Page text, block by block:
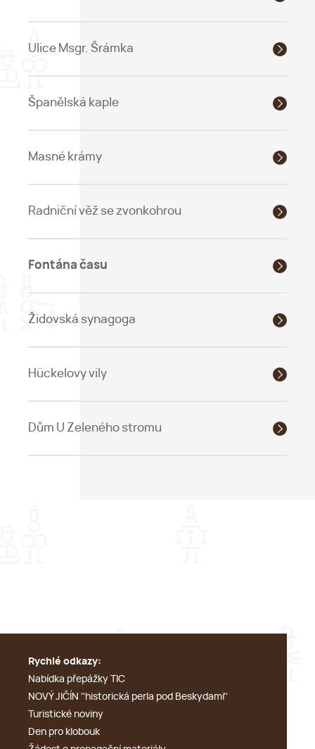
Ulice Msgr. Šrámka
Španělská kaple
Masné krámy
Radniční věž se zvonkohrou
Fontána času
Židovská synagoga
Hückelovy vily
Dům U Zeleného stromu
Rychlé odkazy:
Nabídka přepážky TIC
NOVÝ JIČÍN ''historická perla pod Beskydami''
Turistické noviny
Den pro klobouk